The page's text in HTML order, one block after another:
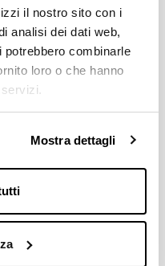
il nostro sito con i
analisi dei dati web,
potrebbero combinarle
loro o che hanno
Mostra dettagli